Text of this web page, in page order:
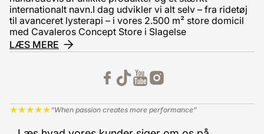
internationalt navn.I dag udvikler vi alt selv – fra ridetøj
til avanceret lysterapi – i vores 2.500 m² store domicil
med Cavaleros Concept Store i Slagelse
LÆS MERE
★★★★★“When passion creates more performance”